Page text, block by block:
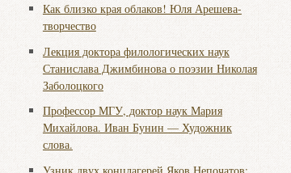
Как близко края облаков! Юля Арешева-
творчество
Лекция доктора филологических наук
Станислава Джимбинова о поэзии Николая
Заболоцкого
Профессор МГУ, доктор наук Мария
Михайлова. Иван Бунин — Художник
слова.
Узник двух концлагерей Яков Непочатов: